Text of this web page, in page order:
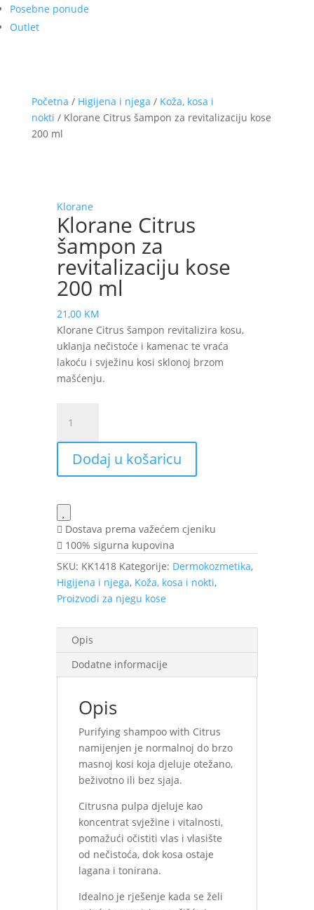
Posebne ponude
Outlet
Početna / Higijena i njega / Koža, kosa i
nokti / Klorane Citrus šampon za revitalizaciju kose
200 ml
Klorane
Klorane Citrus
šampon za
revitalizaciju kose
200 ml
21,00 KM
Klorane Citrus šampon revitalizira kosu,
uklanja nečistoće i kamenac te vraća
lakoću i svježinu kosi sklonoj brzom
mašćenju.
Citrus
šampon
revitalizaciju
200
ml
količina
Dodaj u košaricu
Dostava prema važećem cjeniku
100% sigurna kupovina
SKU: KK1418 Kategorije: Dermokozmetika,
Higijena i njega, Koža, kosa i nokti,
Proizvodi za njegu kose
Opis
Dodatne informacije
Opis
Purifying shampoo with Citrus
namijenjen je normalnoj do brzo
masnoj kosi koja djeluje otežano,
beživotno ili bez sjaja.
Citrusna pulpa djeluje kao
koncentrat svježine i vitalnosti,
pomažući očistiti vlas i vlasište
od nečistoća, dok kosa ostaje
lagana i tonirana.
Idealno je rješenje kada se želi